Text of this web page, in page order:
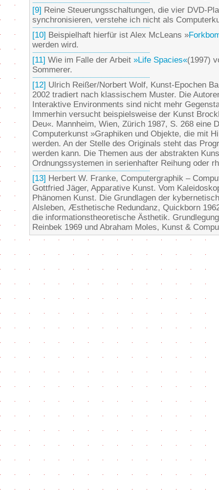
[9] Reine Steuerungsschaltungen, die vier DVD-
synchronisieren, verstehe ich nicht als
[10] Beispielhaft hierfür ist Alex McLeans »
werden wird.
[11] Wie im Falle der Arbeit »Life Spacies«(1997)
Sommerer.
[12] Ulrich Reißer/Norbert Wolf, Kunst-Epochen
2002 tradiert nach klassischem Muster. Die
Interaktive Environments sind nicht mehr
Immerhin versucht beispielsweise der Kunst
Deu«. Mannheim, Wien, Zürich 1987, S. 268 eine
Computerkunst »Graphiken und Objekte, die mit
werden. An der Stelle des Originals steht das
werden kann. Die Themen aus der abstrakten
Ordnungssystemen in serienhafter Reihung oder
[13] Herbert W. Franke, Computergraphik –
Gottfried Jäger, Apparative Kunst. Vom
Phänomen Kunst. Die Grundlagen der
Alsleben, Æsthetische Redundanz, Quickborn
die informationstheoretische Ästhetik.
Reinbek 1969 und Abraham Moles, Kunst &